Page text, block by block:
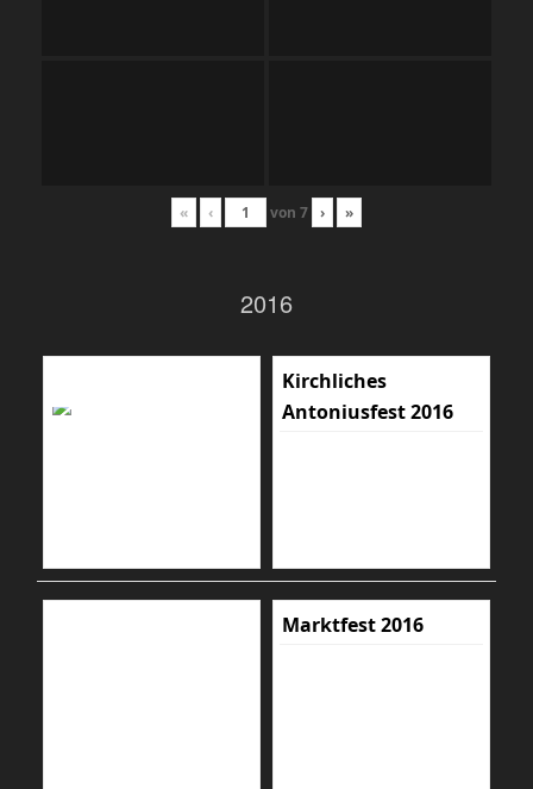
« ‹ von 7 › »
2016
Kirchliches
Antoniusfest 2016
Marktfest 2016